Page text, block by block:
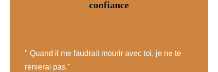
confiance
" Quand il me faudrait mourir avec toi, je ne te
renierai pas."